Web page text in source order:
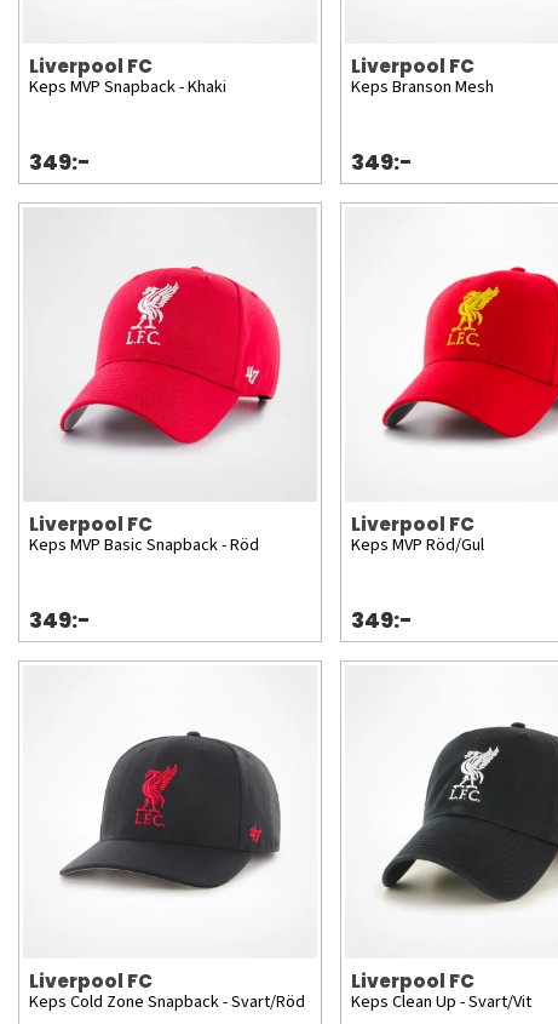
Liverpool FC
Keps MVP Snapback - Khaki
349:-
Liverpool FC
Keps Branson Mesh
349:-
Liverpool FC
Keps MVP Basic Snapback - Röd
349:-
Liverpool FC
Keps MVP Röd/Gul
349:-
Liverpool FC
Keps Cold Zone Snapback - Svart/Röd
Liverpool FC
Keps Clean Up - Svart/Vit